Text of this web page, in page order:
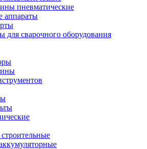
Мангалы и коптильни
Мебель для сада
Ножницы по металлу
Тележки садовые
техника
Автомагнитолы
Колонки
Усилители
Модуляторы fm
Аксессуары
Видеорегистраторы
Радар-детекторы
пневматические
аппараты
для сварочного оборудования